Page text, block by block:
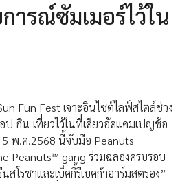
ารณ์ซัมเมอร์ไว้ใน
Fun Fest เจาะอินไซต์ไลฟ์สไตล์ช่วง
-กิน-เที่ยวไว้ในที่เดียวอัดแคมเปญช้อ
พ.ค.2568 นี้จับมือ Peanuts
Peanuts™ gang ร่วมฉลองครบรอบ
รชาและเบ็คกี้รีเบคก้าอาร์มสตรอง”